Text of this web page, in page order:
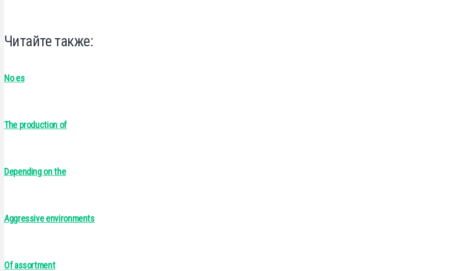
Читайте также:
No es
The production of
Depending on the
Aggressive environments
Of assortment